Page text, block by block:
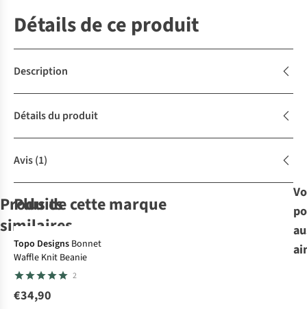
Détails de ce produit
Description
Détails du produit
Avis(1)
Produits
similaires
Carhartt
Bonnet Knit
Cuffed Beanie
Carhartt
Bonnet Knit
Cuffed Beanie
Carhartt
Bonnet Knit
Cuffed Beanie
Carhartt
Bonnet Knit
Beanie
Plus de cette marque
Topo Designs Bonnet
Waffle Knit Beanie
2
€34,90